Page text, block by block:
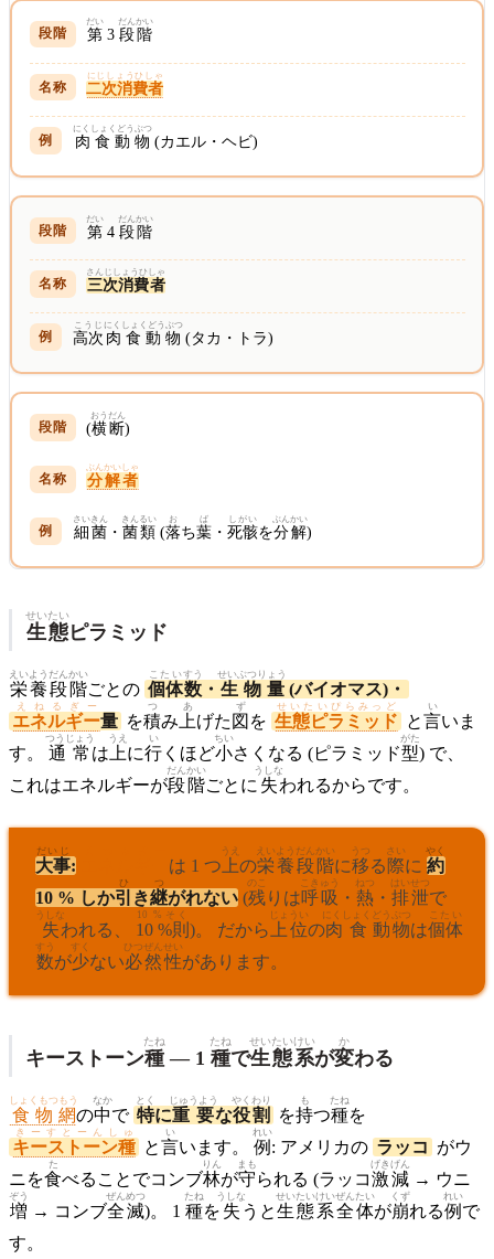
第
だい
3段階
だんかい
二次消費者
にじしょうひしゃ
肉食動物
にくしょくどうぶつ
(カエル・ヘビ)
第
だい
4段階
だんかい
三次消費者
さんじしょうひしゃ
高次
こうじ
肉食動物
にくしょくどうぶつ
(タカ・トラ)
(横断
おうだん
)
分解者
ぶんかいしゃ
細菌
さいきん
・菌類
きんるい
(落
お
ち葉
ば
・死骸
しがい
を分
ぶん
解
かい
)
生態
せいたい
ピラミッド
栄養
えいよう
段階
だんかい
ごとの 個体
こたい
数
すう
・ 生物量
せいぶつりょう
(バイオマス)・
エネルギー
えねるぎー
量 を積
つ
み上
あ
げた 図
ず
を 生態ピラミッド
せいたいぴらみっど
と言
い
いま
す。 通常
つうじょう
は上
うえ
に行
い
くほど小
ちい
さくなる (ピラミッド型
がた
) で、
これはエネルギーが段
だん
階
かい
ごとに 失
うしな
われるからです。
大事
だいじ
: は 1 つ上
うえ
の栄養
えいよう
段階
だんかい
に移
うつ
る 際
さい
に 約
やく
10 % しか引
ひ
き継
つ
がれない (残
のこ
りは呼吸
こきゅう
・ 熱
ねつ
・ 排泄
はいせつ
で
失
うしな
われる、 10 %則
10 %そく
)。 だから上位
じょうい
の肉食
にくしょく
動物
どうぶつ
は個体
こたい
数
すう
が少
すく
ない必然
ひつぜん
性
せい
があります。
キーストーン種
たね
— 1 種
たね
で生態系
せいたいけい
が変
か
わる
食物網
しょくもつもう
の中
なか
で 特
とく
に重要
じゅうよう
な役
やく
割
わり
を持
も
つ種
たね
を
キーストーン種
きーすとーんしゅ
と言
い
います。 例
れい
: アメリカの ラッコ がウ
ニを食
た
べることでコンブ林
りん
が守
まも
られる (ラッコ激減
げきげん
→ ウニ
増
ぞう
→ コンブ全滅
ぜんめつ
)。 1 種
たね
を 失
うしな
うと生態系
せいたいけい
全体
ぜんたい
が崩
くず
れる例
れい
で
す。